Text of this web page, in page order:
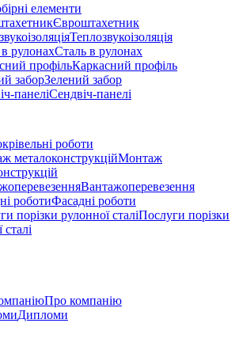
елементи
Євроштахетник
Теплозвукоізоляція
Сталь в рулонах
Каркасний профіль
Зелений забор
Сендвіч-панелі
роботи
Монтаж
Вантажоперевезення
Фасадні роботи
Послуги порізки
Про компанію
Дипломи